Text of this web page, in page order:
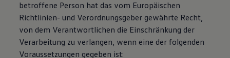
betroffene Person hat das vom Europäischen
Richtlinien- und Verordnungsgeber gewährte Recht,
von dem Verantwortlichen die Einschränkung der
Verarbeitung zu verlangen, wenn eine der folgenden
Voraussetzungen gegeben ist: